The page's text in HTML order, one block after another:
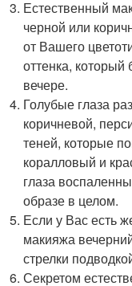
Естественный
черной или
от Вашего
оттенка, который
вечере.
Голубые глаза
коричневой,
теней, которые
коралловый и
глаза
образе в целом.
Если у Вас есть
макияжа
стрелки
Секретом